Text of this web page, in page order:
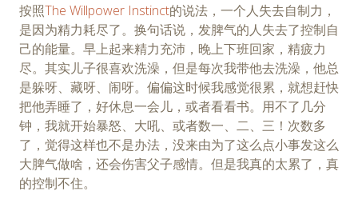
按照The Willpower Instinct的说法，一个人失去自制力，
是因为精力耗尽了。换句话说，发脾气的人失去了控制自
己的能量。早上起来精力充沛，晚上下班回家，精疲力
尽。其实儿子很喜欢洗澡，但是每次我带他去洗澡，他总
是躲呀、藏呀、闹呀。偏偏这时候我感觉很累，就想赶快
把他弄睡了，好休息一会儿，或者看看书。用不了几分
钟，我就开始暴怒、大吼、或者数一、二、三！次数多
了，觉得这样也不是办法，没来由为了这么点小事发这么
大脾气做啥，还会伤害父子感情。但是我真的太累了，真
的控制不住。